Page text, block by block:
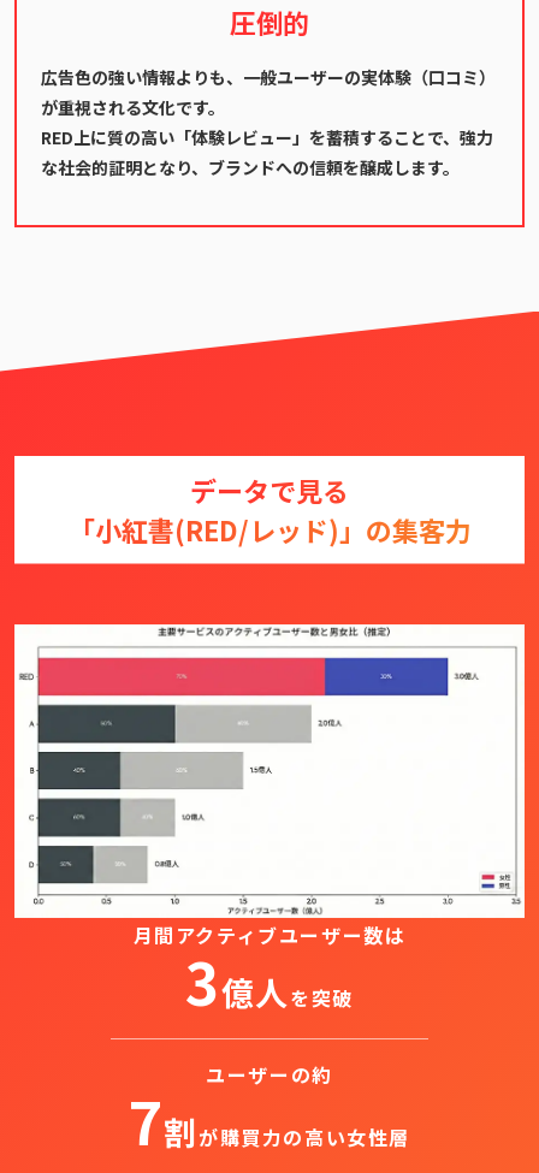
圧倒的
広告色の強い情報よりも、一般ユーザーの実体験（口コミ）
が重視される文化です。
RED上に質の高い「体験レビュー」を蓄積することで、強力
な社会的証明となり、ブランドへの信頼を醸成します。
データで見る
「小紅書(RED/レッド)」の集客力
月間アクティブユーザー数は
3億人を突破
ユーザーの約
7割が購買力の高い女性層